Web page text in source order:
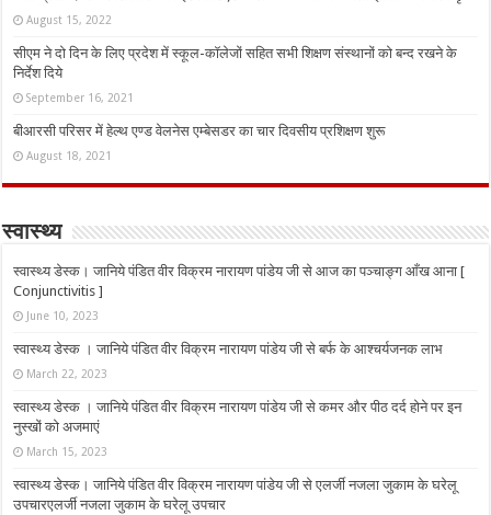
August 15, 2022
सीएम ने दो दिन के लिए प्रदेश में स्कूल-कॉलेजों सहित सभी शिक्षण संस्थानों को बन्द रखने के
निर्देश दिये
September 16, 2021
बीआरसी परिसर में हेल्थ एण्ड वेलनेस एम्बेसडर का चार दिवसीय प्रशिक्षण शुरू
August 18, 2021
स्वास्थ्य
स्वास्थ्य डेस्क। जानिये पंडित वीर विक्रम नारायण पांडेय जी से आज का पञ्चाङ्ग आँख आना [
Conjunctivitis ]
June 10, 2023
स्वास्थ्य डेस्क । जानिये पंडित वीर विक्रम नारायण पांडेय जी से बर्फ के आश्चर्यजनक लाभ
March 22, 2023
स्वास्थ्य डेस्क । जानिये पंडित वीर विक्रम नारायण पांडेय जी से कमर और पीठ दर्द होने पर इन
नुस्‍खों को अजमाएं
March 15, 2023
स्वास्थ्य डेस्क। जानिये पंडित वीर विक्रम नारायण पांडेय जी से एलर्जी नजला जुकाम के घरेलू
उपचारएलर्जी नजला जुकाम के घरेलू उपचार